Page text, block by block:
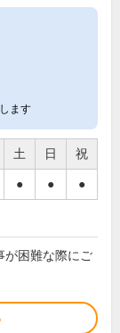
ます
土 日 祝
● ● ●
が困難な際にご